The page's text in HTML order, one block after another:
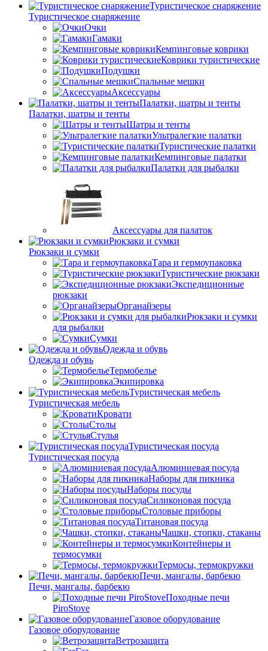
Туристическое снаряжение
Туристическое снаряжение
Очки
Гамаки
Кемпинговые коврики
Коврики туристические
Подушки
Спальные мешки
Аксессуары
Палатки, шатры и тенты
Палатки, шатры и тенты
Шатры и тенты
Ультралегкие палатки
Туристические палатки
Кемпинговые палатки
Палатки для рыбалки
Аксессуары для палаток
Рюкзаки и сумки
Рюкзаки и сумки
Тара и гермоупаковка
Туристические рюкзаки
Экспедиционные
рюкзаки
Органайзеры
Рюкзаки и сумки
для рыбалки
Сумки
Одежда и обувь
Одежда и обувь
Термобелье
Экипировка
Туристическая мебель
Туристическая мебель
Кровати
Столы
Стулья
Туристическая посуда
Туристическая посуда
Алюминиевая посуда
Наборы для пикника
Наборы посуды
Силиконовая посуда
Столовые приборы
Титановая посуда
Чашки, стопки, стаканы
Контейнеры и
термосумки
Термосы, термокружки
Печи, мангалы, барбекю
Печи, мангалы, барбекю
Походные печи
PiroStove
Газовое оборудование
Газовое оборудование
Ветрозащита